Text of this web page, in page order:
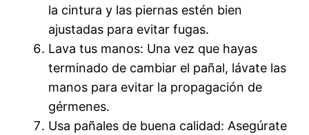
la cintura y las piernas estén bien
ajustadas para evitar fugas.
Lava tus manos: Una vez que hayas
terminado de cambiar el pañal, lávate las
manos para evitar la propagación de
gérmenes.
Usa pañales de buena calidad: Asegúrate